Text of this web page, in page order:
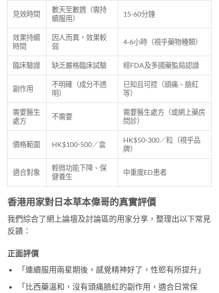
見效時間
數天至數週（需持
續服用）
15-60分鐘
效果持續
時間
因人而異，效果較
弱
4-6小時（視乎藥物種類）
臨床驗證 缺乏嚴格臨床試驗 經FDA及多國藥監局認證
副作用
不明確（成分不透
明）
已知且可控（頭痛、臉紅
等）
需要醫生
處方
不需要
需要醫生處方（或網上藥房
問診）
價格範圍 HK$100-500／盒
HK$50-300／粒（視乎品
牌）
適合對象
輕微功能下降、保
健養生
中重度ED患者
香港用家對日本草本偉哥的真實評價
我們綜合了網上論壇及討論區的用家分享，整理出以下常見
反饋：
正面評價
「連續服用兩星期後，感覺精神好了，性慾有所提升」
「比西藥溫和，沒有頭痛臉紅的副作用，適合日常保